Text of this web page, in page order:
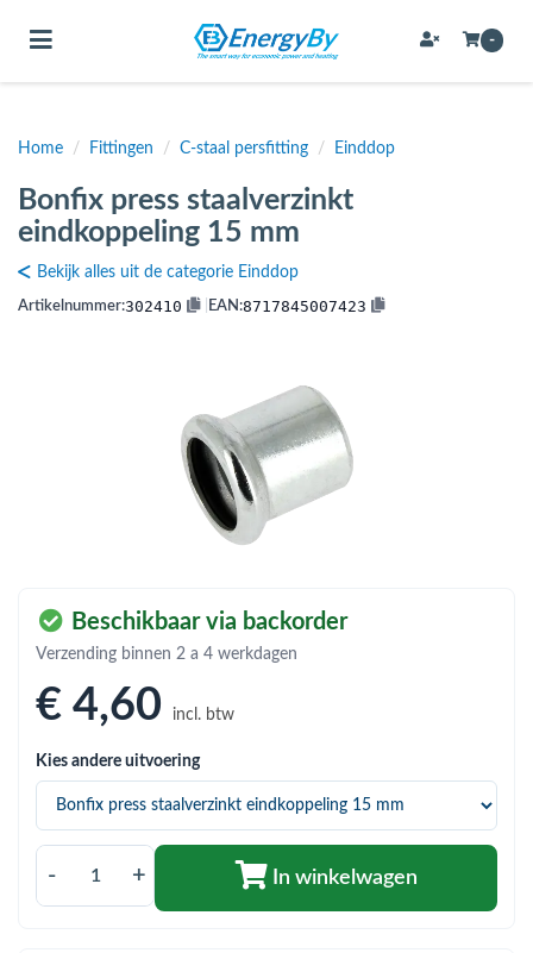
(Bevestigingsmateriaal / schroeven)
(Buffervaten, hygiene boilers & boilervaten)
(Buizen & leidingen)
(Expansievaten)
(Flexibele slangen)
(Hemelwaterafvoer & riolering)
(Installatiemateriaal)
(Sanitair)
(Verwarming, kachels & ketels)
(Warmtepompen en warmtepompboilers)
Toggle navigation -
Home / Fittingen / C-staal persfitting / Einddop
Bonfix press staalverzinkt
eindkoppeling 15 mm
Bekijk alles uit de categorie Einddop
Artikelnummer:302410 EAN:8717845007423
Beschikbaar via backorder
Verzending binnen 2 a 4 werkdagen
€ 4,60 incl. btw
Kies andere uitvoering
- + In winkelwagen